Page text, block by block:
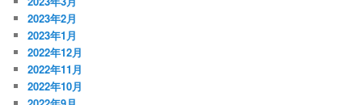
2023年2月
2023年1月
2022年12月
2022年11月
2022年10月